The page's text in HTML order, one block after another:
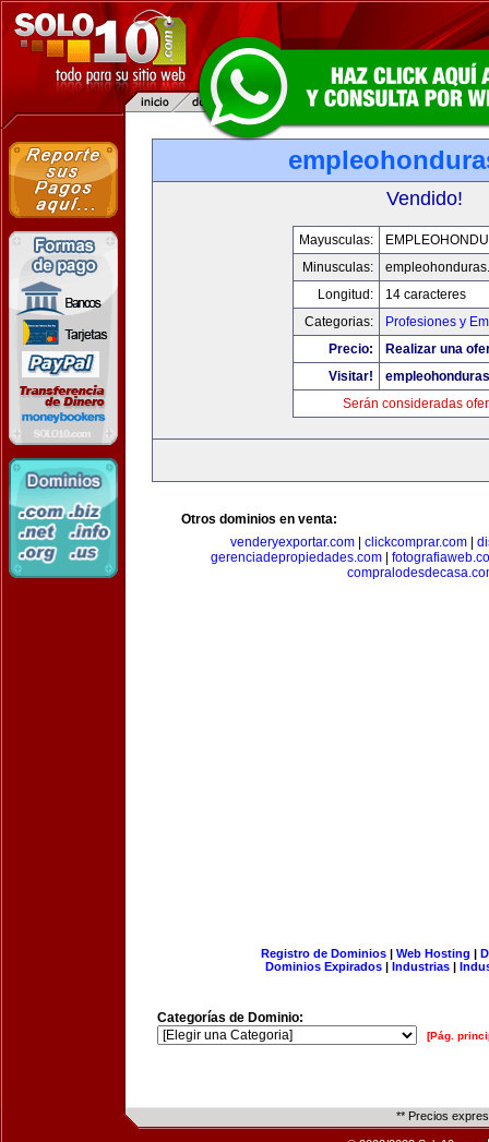
Vendido!
Mayusculas:
Minusculas:
Longitud:
14 caracteres
Categorias:
Profesiones y
Precio:
Realizar una
Visitar!
Serán consideradas
Otros dominios en venta:
venderyexportar.com
clickcomprar.com
gerenciadepropiedades.com|
Registro de Dominios| Web Hosting |
Dominios Expirados | Industrias |
Categorías de Dominio:
[Pág.
** Precios